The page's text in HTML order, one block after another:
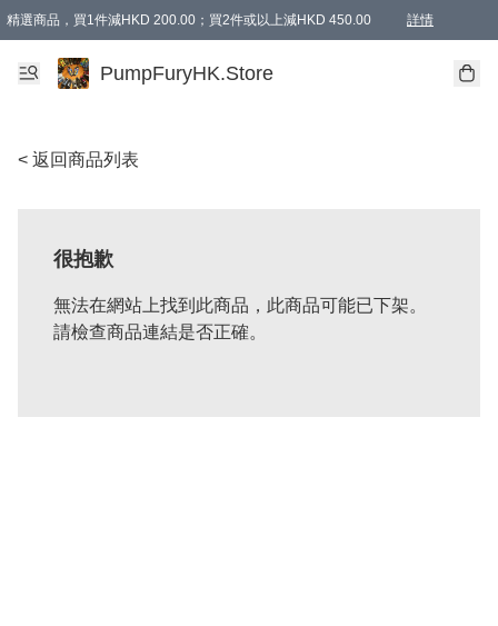
精選商品，買1件減HKD 200.00；買2件或以上減HKD 450.00 詳情
AAPE商品,會員專享9折或以上（按會員等級）AAPE products, members can
精選商品，任選買2件或以上減HKD 100.00
購物滿 HKD 800.00即享免運費優惠！（適用於 特定的送貨方式 )
PumpFuryHK.Store
< 返回商品列表
很抱歉
無法在網站上找到此商品，此商品可能已下架。
請檢查商品連結是否正確。